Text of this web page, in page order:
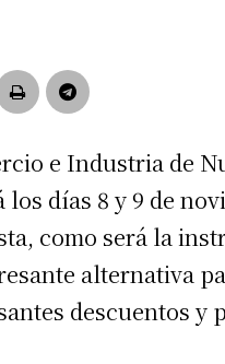
e Industria de
días 8 y 9 de
como será la
alternativa
descuentos y